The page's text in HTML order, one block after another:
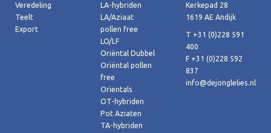
Veredeling
Teelt
Export
LA-hybriden
LA/Aziaat
pollen free
LO/LF
Oriëntal Dubbel
Oriëntal pollen
free
Orientals
OT-hybriden
Pot Aziaten
TA-hybriden
Kerkepad 28
1619 AE Andijk
T +31 (0)228 591
400
F +31 (0)228 592
837
info@dejonglelies.nl